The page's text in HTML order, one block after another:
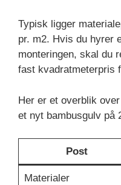
Typisk ligger
pr. m2. Hvis du hyrer
monteringen, skal du
fast kvadratmeterpris
Her er et overblik
et nyt bambusgulv på
Post
Materialer